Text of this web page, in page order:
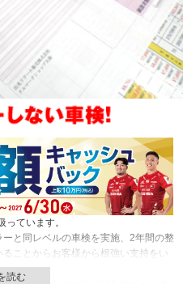
ています。
と同レベルの車検を実施、2年間の整
ことからお客様から根強い支持をい